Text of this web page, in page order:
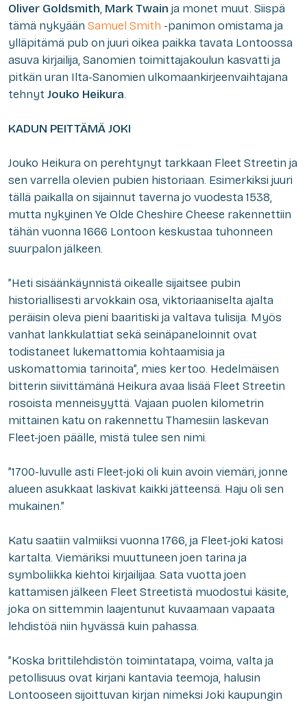
Oliver Goldsmith, Mark Twain ja monet muut. Siispä
tämä nykyään Samuel Smith -panimon omistama ja
ylläpitämä pub on juuri oikea paikka tavata Lontoossa
asuva kirjailija, Sanomien toimittajakoulun kasvatti ja
pitkän uran Ilta-Sanomien ulkomaankirjeenvaihtajana
tehnyt Jouko Heikura.
KADUN PEITTÄMÄ JOKI
Jouko Heikura on perehtynyt tarkkaan Fleet Streetin ja
sen varrella olevien pubien historiaan. Esimerkiksi juuri
tällä paikalla on sijainnut taverna jo vuodesta 1538,
mutta nykyinen Ye Olde Cheshire Cheese rakennettiin
tähän vuonna 1666 Lontoon keskustaa tuhonneen
suurpalon jälkeen.
”Heti sisäänkäynnistä oikealle sijaitsee pubin
historiallisesti arvokkain osa, viktoriaaniselta ajalta
peräisin oleva pieni baaritiski ja valtava tulisija. Myös
vanhat lankkulattiat sekä seinäpaneloinnit ovat
todistaneet lukemattomia kohtaamisia ja
uskomattomia tarinoita”, mies kertoo. Hedelmäisen
bitterin siivittämänä Heikura avaa lisää Fleet Streetin
rosoista menneisyyttä. Vajaan puolen kilometrin
mittainen katu on rakennettu Thamesiin laskevan
Fleet-joen päälle, mistä tulee sen nimi.
”1700-luvulle asti Fleet-joki oli kuin avoin viemäri, jonne
alueen asukkaat laskivat kaikki jätteensä. Haju oli sen
mukainen.”
Katu saatiin valmiiksi vuonna 1766, ja Fleet-joki katosi
kartalta. Viemäriksi muuttuneen joen tarina ja
symboliikka kiehtoi kirjailijaa. Sata vuotta joen
kattamisen jälkeen Fleet Streetistä muodostui käsite,
joka on sittemmin laajentunut kuvaamaan vapaata
lehdistöä niin hyvässä kuin pahassa.
”Koska brittilehdistön toimintatapa, voima, valta ja
petollisuus ovat kirjani kantavia teemoja, halusin
Lontooseen sijoittuvan kirjan nimeksi Joki kaupungin